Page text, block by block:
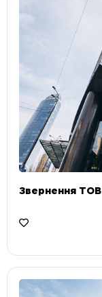
Звернення